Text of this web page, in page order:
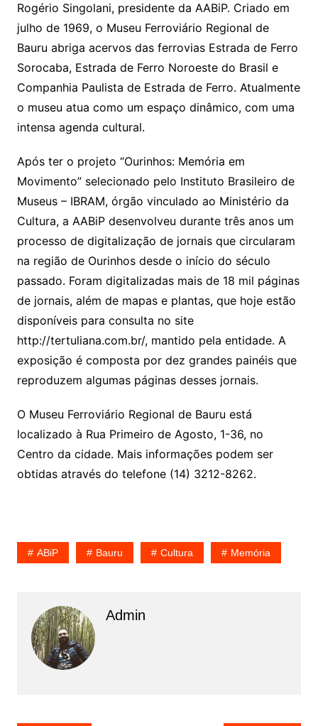
Rogério Singolani, presidente da AABiP. Criado em
julho de 1969, o Museu Ferroviário Regional de
Bauru abriga acervos das ferrovias Estrada de Ferro
Sorocaba, Estrada de Ferro Noroeste do Brasil e
Companhia Paulista de Estrada de Ferro. Atualmente
o museu atua como um espaço dinâmico, com uma
intensa agenda cultural.
Após ter o projeto “Ourinhos: Memória em
Movimento” selecionado pelo Instituto Brasileiro de
Museus – IBRAM, órgão vinculado ao Ministério da
Cultura, a AABiP desenvolveu durante três anos um
processo de digitalização de jornais que circularam
na região de Ourinhos desde o início do século
passado. Foram digitalizadas mais de 18 mil páginas
de jornais, além de mapas e plantas, que hoje estão
disponíveis para consulta no site
http://tertuliana.com.br/, mantido pela entidade. A
exposição é composta por dez grandes painéis que
reproduzem algumas páginas desses jornais.
O Museu Ferroviário Regional de Bauru está
localizado à Rua Primeiro de Agosto, 1-36, no
Centro da cidade. Mais informações podem ser
obtidas através do telefone (14) 3212-8262.
ABiP Bauru Cultura Memória
Admin